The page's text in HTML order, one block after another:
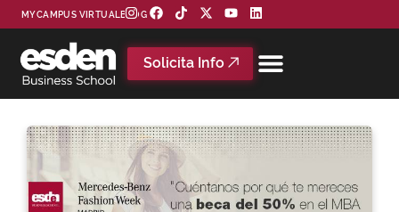
MYCAMPUS VIRTUAL BLOG
Solicita Info